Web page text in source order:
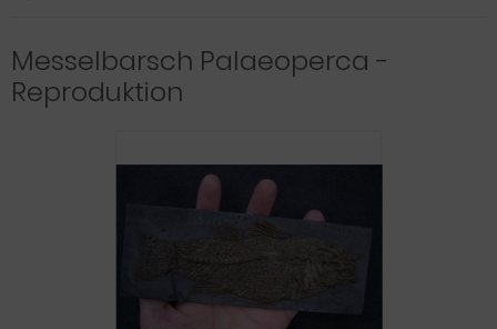
Messelbarsch Palaeoperca -
Reproduktion